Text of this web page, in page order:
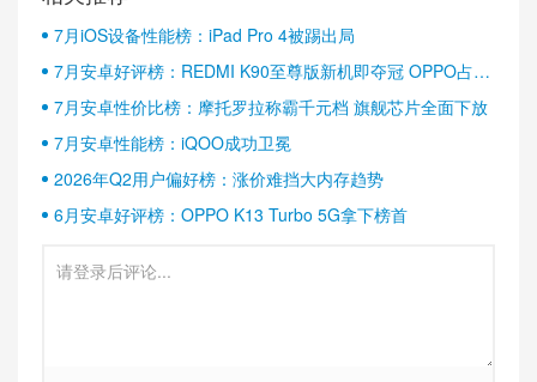
7月iOS设备性能榜：iPad Pro 4被踢出局
7月安卓好评榜：REDMI K90至尊版新机即夺冠 OPPO占据
半壁江山
7月安卓性价比榜：摩托罗拉称霸千元档 旗舰芯片全面下放
7月安卓性能榜：iQOO成功卫冕
2026年Q2用户偏好榜：涨价难挡大内存趋势
6月安卓好评榜：OPPO K13 Turbo 5G拿下榜首